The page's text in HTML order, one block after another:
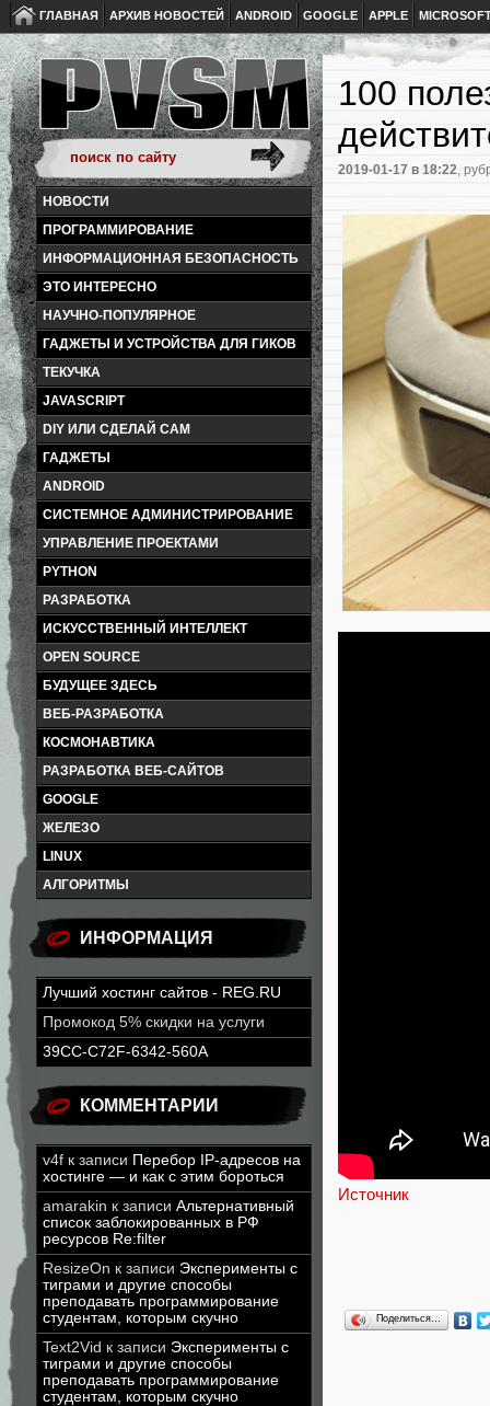
ГЛАВНАЯ АРХИВ НОВОСТЕЙ ANDROID GOOGLE APPLE
НОВОСТИ
ПРОГРАММИРОВАНИЕ
ИНФОРМАЦИОННАЯ БЕЗОПАСНОСТЬ
ЭТО ИНТЕРЕСНО
НАУЧНО-ПОПУЛЯРНОЕ
ГАДЖЕТЫ И УСТРОЙСТВА ДЛЯ ГИКОВ
ТЕКУЧКА
JAVASCRIPT
DIY ИЛИ СДЕЛАЙ САМ
ГАДЖЕТЫ
ANDROID
СИСТЕМНОЕ АДМИНИСТРИРОВАНИЕ
УПРАВЛЕНИЕ ПРОЕКТАМИ
PYTHON
РАЗРАБОТКА
ИСКУССТВЕННЫЙ ИНТЕЛЛЕКТ
OPEN SOURCE
БУДУЩЕЕ ЗДЕСЬ
ВЕБ-РАЗРАБОТКА
КОСМОНАВТИКА
РАЗРАБОТКА ВЕБ-САЙТОВ
GOOGLE
ЖЕЛЕЗО
LINUX
АЛГОРИТМЫ
ИНФОРМАЦИЯ
Лучший хостинг сайтов - REG.RU
Промокод 5% скидки на услуги
39CC-C72F-6342-560A
КОММЕНТАРИИ
v4f к записи Перебор IP-адресов на
хостинге — и как с этим бороться
amarakin к записи Альтернативный
список заблокированных в РФ
ресурсов Re:filter
ResizeOn к записи Эксперименты с
тиграми и другие способы
преподавать программирование
студентам, которым скучно
Text2Vid к записи Эксперименты с
тиграми и другие способы
преподавать программирование
студентам, которым скучно
100
2019-01-17 в 18:22,
Источник
Поделиться…